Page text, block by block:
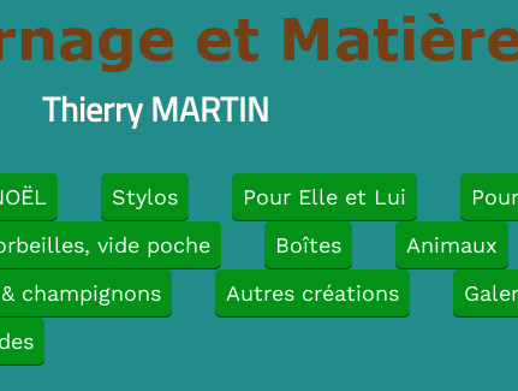
Stylos Pour Elle et Lui
vide poche Boîtes Animaux
champignons Autres créations
et
Thierry MARTIN